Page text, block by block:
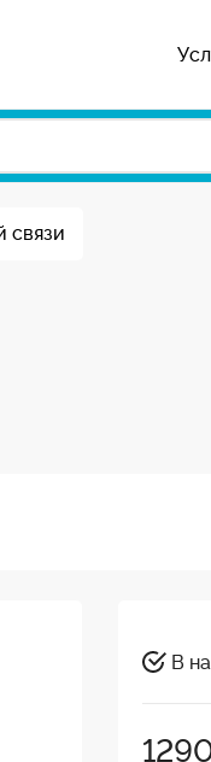
связи
В